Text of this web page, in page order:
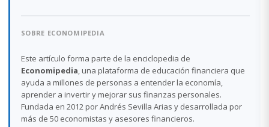
SOBRE ECONOMIPEDIA
Este artículo forma parte de la enciclopedia de
Economipedia, una plataforma de educación financiera que
ayuda a millones de personas a entender la economía,
aprender a invertir y mejorar sus finanzas personales.
Fundada en 2012 por Andrés Sevilla Arias y desarrollada por
más de 50 economistas y asesores financieros.